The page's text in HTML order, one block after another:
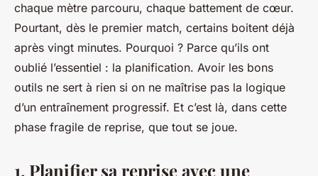
chaque mètre parcouru, chaque battement de cœur.
Pourtant, dès le premier match, certains boitent déjà
après vingt minutes. Pourquoi ? Parce qu’ils ont
oublié l’essentiel : la planification. Avoir les bons
outils ne sert à rien si on ne maîtrise pas la logique
d’un entraînement progressif. Et c’est là, dans cette
phase fragile de reprise, que tout se joue.
1. Planifier sa reprise avec une